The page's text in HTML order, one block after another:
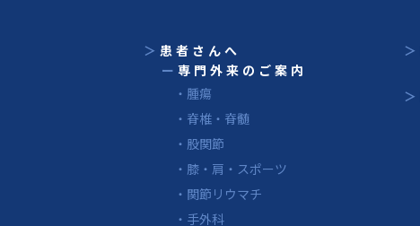
＞患者さんへ
ー専門外来のご案内
・腫瘍
・脊椎・脊髄
・股関節
・膝・肩・スポーツ
・関節リウマチ
・手外科
＞
＞